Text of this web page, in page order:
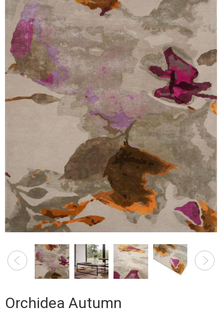
Orchidea Autumn